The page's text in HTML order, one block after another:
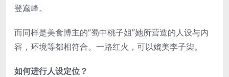
登巅峰。
而同样是美食博主的“蜀中桃子姐”她所营造的人设与内
容，环境等都相符合。一路红火，可以媲美李子柒。
如何进行人设定位？